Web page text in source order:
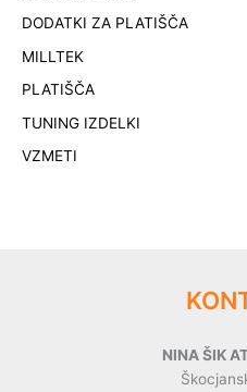
DODATKI ZA PLATIŠČA
MILLTEK
PLATIŠČA
TUNING IZDELKI
VZMETI
NINA ŠIK